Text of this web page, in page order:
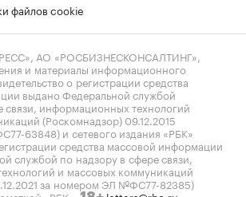
файлов cookie
АО «РОСБИЗНЕСКОНСАЛТИНГ»,
и материалы информационного
о регистрации средства
выдано Федеральной службой
связи, информационных технологий
(Роскомнадзор) 09.12.2015
63848) и сетевого издания «РБК»
средства массовой информации
службой по надзору в сфере связи,
и массовых коммуникаций
за номером ЭЛ №ФС77-82385)